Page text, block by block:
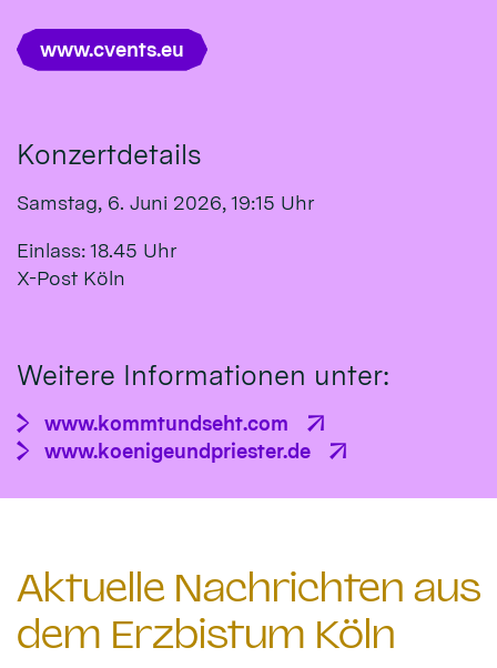
www.cvents.eu
Konzertdetails
Samstag, 6. Juni 2026, 19:15 Uhr
Einlass: 18.45 Uhr
X-Post Köln
Weitere Informationen unter:
www.kommtundseht.com
www.koenigeundpriester.de
Aktuelle Nachrichten aus
dem Erzbistum Köln